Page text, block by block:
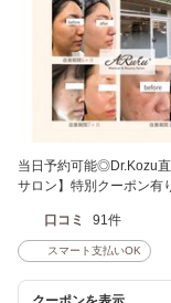
当日予約可能◎Dr.Kozu
サロン】特別クーポン有
口コミ 91件
スマート支払いOK